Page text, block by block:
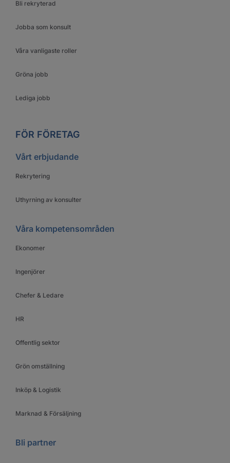
Bli rekryterad
Jobba som konsult
Våra vanligaste roller
Gröna jobb
Lediga jobb
FÖR FÖRETAG
Vårt erbjudande
Rekrytering
Uthyrning av konsulter
Våra kompetensområden
Ekonomer
Ingenjörer
Chefer & Ledare
HR
Offentlig sektor
Grön omställning
Inköp & Logistik
Marknad & Försäljning
Bli partner